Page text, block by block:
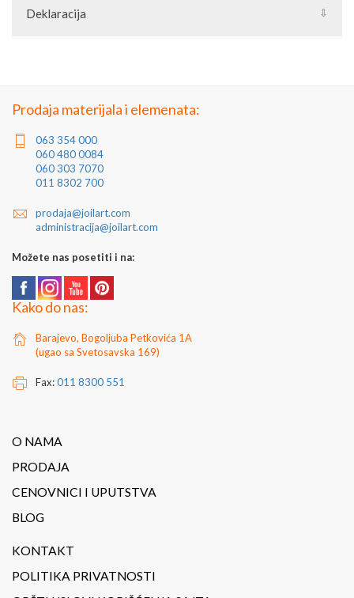
provlače kutije 65x20x1.1mm formirajući polje.
Deklaracija
Prodaja materijala i elemenata:
063 354 000
060 480 0084
060 303 7070
011 8302 700
prodaja@joilart.com
administracija@joilart.com
Možete nas posetiti i na:
Kako do nas:
Barajevo, Bogoljuba Petkovića 1A
(ugao sa Svetosavska 169)
Fax:011 8300 551
O NAMA
PRODAJA
CENOVNICI I UPUTSTVA
BLOG
KONTAKT
POLITIKA PRIVATNOSTI